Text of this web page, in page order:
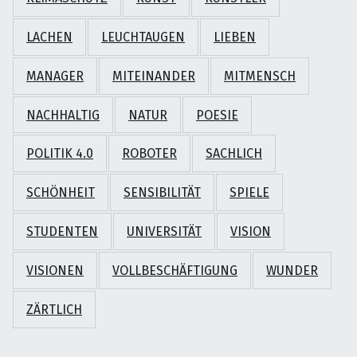
LACHEN LEUCHTAUGEN LIEBEN
MANAGER MITEINANDER MITMENSCH
NACHHALTIG NATUR POESIE
POLITIK 4.0 ROBOTER SACHLICH
SCHÖNHEIT SENSIBILITÄT SPIELE
STUDENTEN UNIVERSITÄT VISION
VISIONEN VOLLBESCHÄFTIGUNG WUNDER
ZÄRTLICH